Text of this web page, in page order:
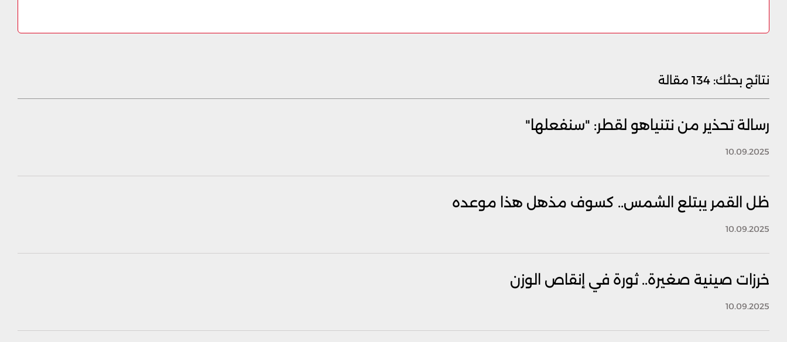
نتائج بحثك: 134 مقالة
رسالة تحذير من نتنياهو لقطر: "سنفعلها"
10.09.2025
ظل القمر يبتلع الشمس.. كسوف مذهل هذا موعده
10.09.2025
خرزات صينية صغيرة.. ثورة في إنقاص الوزن
10.09.2025